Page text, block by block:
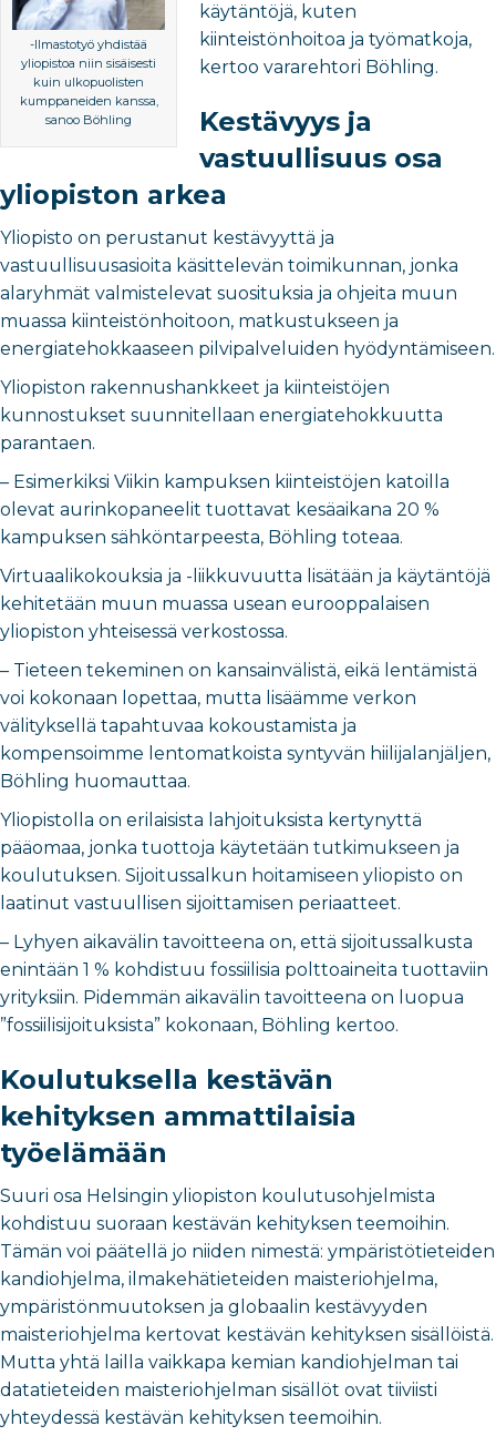
-Ilmastotyö yhdistää
yliopistoa niin sisäisesti
kuin ulkopuolisten
kumppaneiden kanssa,
sanoo Böhling
käytäntöjä, kuten
kiinteistönhoitoa ja työmatkoja,
kertoo vararehtori Böhling.
Kestävyys ja
vastuullisuus osa
yliopiston arkea
Yliopisto on perustanut kestävyyttä ja
vastuullisuusasioita käsittelevän toimikunnan, jonka
alaryhmät valmistelevat suosituksia ja ohjeita muun
muassa kiinteistönhoitoon, matkustukseen ja
energiatehokkaaseen pilvipalveluiden hyödyntämiseen.
Yliopiston rakennushankkeet ja kiinteistöjen
kunnostukset suunnitellaan energiatehokkuutta
parantaen.
– Esimerkiksi Viikin kampuksen kiinteistöjen katoilla
olevat aurinkopaneelit tuottavat kesäaikana 20 %
kampuksen sähköntarpeesta, Böhling toteaa.
Virtuaalikokouksia ja -liikkuvuutta lisätään ja käytäntöjä
kehitetään muun muassa usean eurooppalaisen
yliopiston yhteisessä verkostossa.
– Tieteen tekeminen on kansainvälistä, eikä lentämistä
voi kokonaan lopettaa, mutta lisäämme verkon
välityksellä tapahtuvaa kokoustamista ja
kompensoimme lentomatkoista syntyvän hiilijalanjäljen,
Böhling huomauttaa.
Yliopistolla on erilaisista lahjoituksista kertynyttä
pääomaa, jonka tuottoja käytetään tutkimukseen ja
koulutuksen. Sijoitussalkun hoitamiseen yliopisto on
laatinut vastuullisen sijoittamisen periaatteet.
– Lyhyen aikavälin tavoitteena on, että sijoitussalkusta
enintään 1 % kohdistuu fossiilisia polttoaineita tuottaviin
yrityksiin. Pidemmän aikavälin tavoitteena on luopua
”fossiilisijoituksista” kokonaan, Böhling kertoo.
Koulutuksella kestävän
kehityksen ammattilaisia
työelämään
Suuri osa Helsingin yliopiston koulutusohjelmista
kohdistuu suoraan kestävän kehityksen teemoihin.
Tämän voi päätellä jo niiden nimestä: ympäristötieteiden
kandiohjelma, ilmakehätieteiden maisteriohjelma,
ympäristönmuutoksen ja globaalin kestävyyden
maisteriohjelma kertovat kestävän kehityksen sisällöistä.
Mutta yhtä lailla vaikkapa kemian kandiohjelman tai
datatieteiden maisteriohjelman sisällöt ovat tiiviisti
yhteydessä kestävän kehityksen teemoihin.